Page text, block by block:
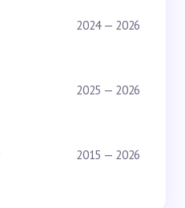
2024 — 2026
2025 — 2026
2015 — 2026